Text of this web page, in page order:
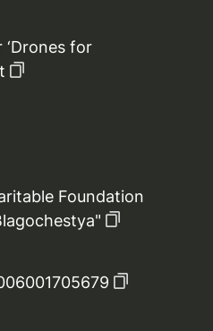
for
Foundation